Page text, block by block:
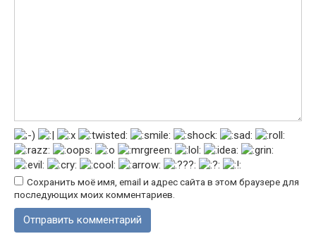
Сохранить моё имя, email и адрес сайта в этом браузере для
последующих моих комментариев.